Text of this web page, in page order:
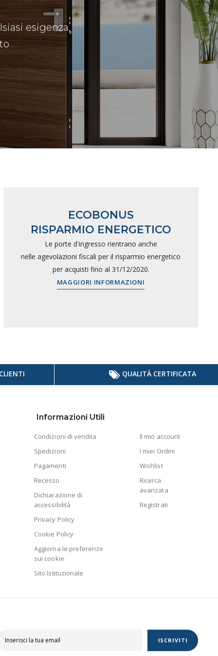
esigenza,
ECOBONUS
RISPARMIO ENERGETICO
Le porte d'ingresso rientrano anche
nelle agevolazioni fiscali per il risparmio energetico
per acquisti fino al 31/12/2020.
MAGGIORI INFORMAZIONI
QUALITÀ CERTIFICATA
Informazioni Utili
Condizioni di vendita
Spedizioni
Pagamenti
Recesso
Dichiarazione di
accessibilità
Privacy Policy
Cookie Policy
Aggiorna le preferenze
sui cookie
Sito Istituzionale
Il mio account
I miei Ordini
Wishlist
Ricerca
avanzata
Registrati
ISCRIVITI